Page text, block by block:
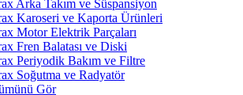
Arka Takım ve Süspansiyon
Karoseri ve Kaporta Ürünleri
Motor Elektrik Parçaları
Fren Balatası ve Diski
Periyodik Bakım ve Filtre
Soğutma ve Radyatör
Gör